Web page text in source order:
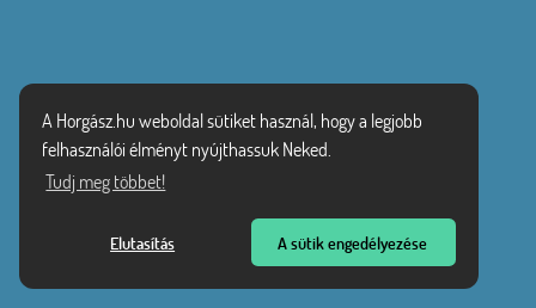
A Horgász.hu weboldal sütiket használ, hogy a legjobb
felhasználói élményt nyújthassuk Neked.
Tudj meg többet!
Elutasítás A sütik engedélyezése